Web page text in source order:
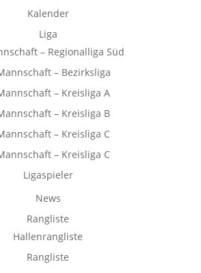
Kalender
Liga
– Regionalliga Süd
– Bezirksliga
– Kreisliga A
– Kreisliga B
– Kreisliga C
– Kreisliga C
Ligaspieler
News
Rangliste
Hallenrangliste
Rangliste